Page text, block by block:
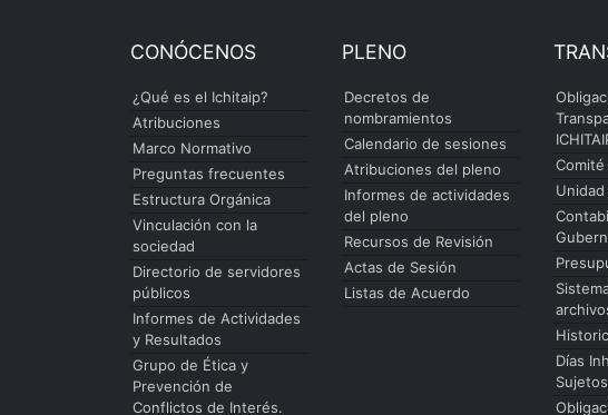
CONÓCENOS
¿Qué es el Ichitaip?
Atribuciones
Marco Normativo
Preguntas frecuentes
Estructura Orgánica
Vinculación con la
sociedad
Directorio de servidores
públicos
Informes de Actividades
y Resultados
Grupo de Ética y
Prevención de
Conflictos de Interés.
PLENO
Decretos de
nombramientos
Calendario de sesiones
Atribuciones del pleno
Informes de actividades
del pleno
Recursos de Revisión
Actas de Sesión
Listas de Acuerdo
Días